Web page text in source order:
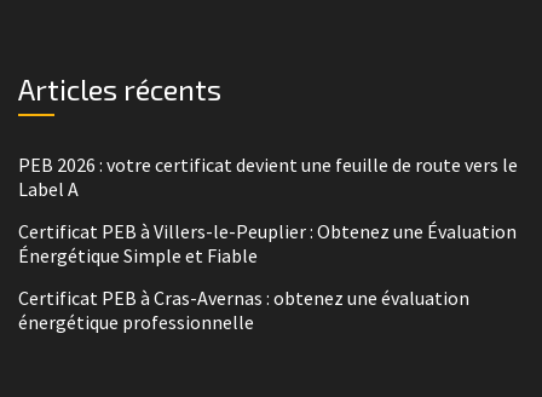
Articles récents
PEB 2026 : votre certificat devient une feuille de route vers le
Label A
Certificat PEB à Villers-le-Peuplier : Obtenez une Évaluation
Énergétique Simple et Fiable
Certificat PEB à Cras-Avernas : obtenez une évaluation
énergétique professionnelle